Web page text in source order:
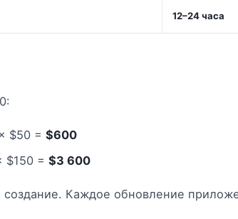
12–24 часа
$50 =$600
$150 =$3 600
создание. Каждое обновление